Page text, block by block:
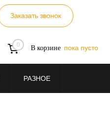
Заказать звонок
0 В корзине пока пусто
РАЗНОЕ